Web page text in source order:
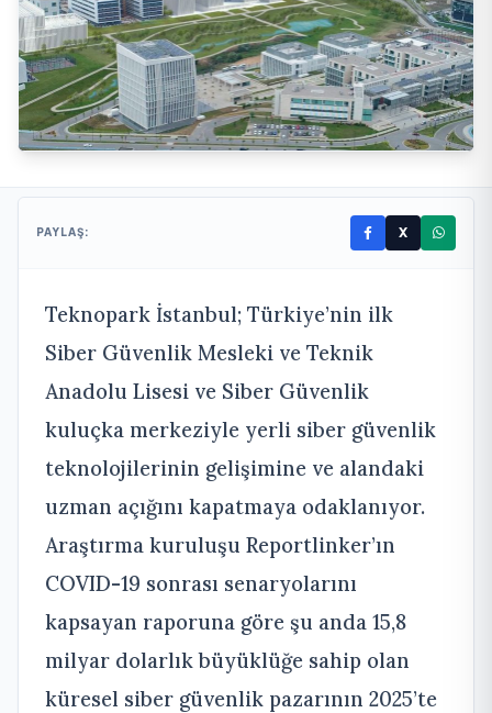
PAYLAŞ: X
Teknopark İstanbul; Türkiye’nin ilk
Siber Güvenlik Mesleki ve Teknik
Anadolu Lisesi ve Siber Güvenlik
kuluçka merkeziyle yerli siber güvenlik
teknolojilerinin gelişimine ve alandaki
uzman açığını kapatmaya odaklanıyor.
Araştırma kuruluşu Reportlinker’ın
COVID-19 sonrası senaryolarını
kapsayan raporuna göre şu anda 15,8
milyar dolarlık büyüklüğe sahip olan
küresel siber güvenlik pazarının 2025’te